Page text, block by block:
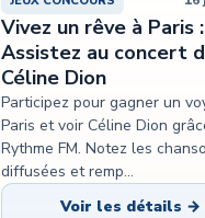
Vivez un rêve à Paris :
Assistez au concert
Céline Dion
Participez pour gagner un
Paris et voir Céline Dion
Rythme FM. Notez les
diffusées et remp...
Voir les détails →